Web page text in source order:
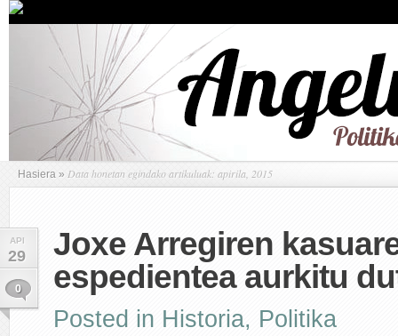
Hasiera » Data honetan egindako artikuluak: apirila, 2015
API
29
0
Joxe Arregiren
espedientea aurkitu
Posted in Historia, Politika